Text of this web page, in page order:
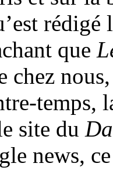
rédigé
que
chez
temps,
site du
news,